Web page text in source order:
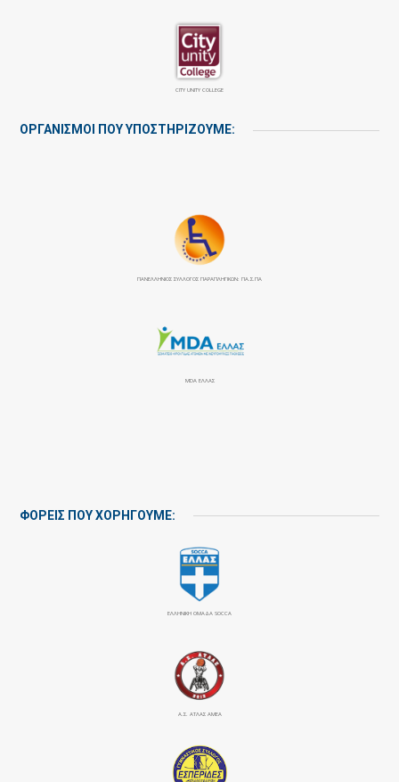
CITY UNITY COLLEGE
ΟΡΓΑΝΙΣΜΟΙ ΠΟΥ ΥΠΟΣΤΗΡΙΖΟΥΜΕ:
ΠΑΝΕΛΛΉΝΙΟΣ ΣΎΛΛΟΓΟΣ ΠΑΡΑΠΛΗΓΙΚΏΝ: ΠΑ.Σ.ΠΑ
MDA ΕΛΛΑΣ
ΦΟΡΕΙΣ ΠΟΥ ΧΟΡΗΓΟΥΜΕ:
ΕΛΛΗΝΙΚΗ ΟΜΑΔΑ SOCCA
Α.Σ. ΑΤΛΑΣ ΑΜΕΑ